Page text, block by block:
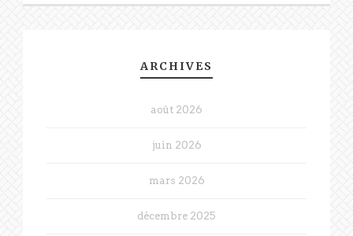
ARCHIVES
août 2026
juin 2026
mars 2026
décembre 2025